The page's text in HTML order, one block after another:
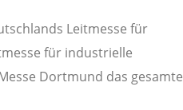
Leitmesse für
für industrielle
Dortmund das gesamte